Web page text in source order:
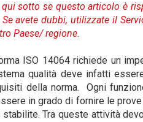
qui sotto se questo articolo è
Se avete dubbi, utilizzate il
Paese/ regione.
ISO 14064 richiede un
qualità deve infatti
della norma. Ogni
in grado di fornire le
Tra queste attività